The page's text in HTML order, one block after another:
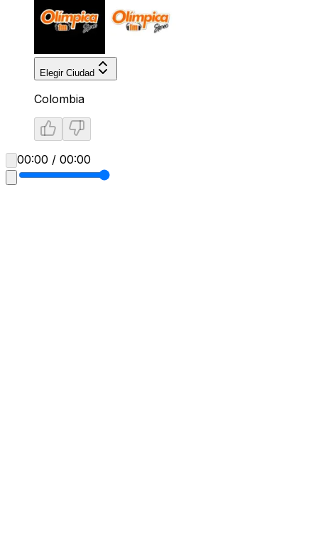
Elegir Ciudad
Colombia
00:00 / 00:00